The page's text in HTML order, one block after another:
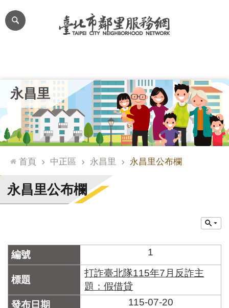
跳到主要內容區塊
網
站
台
通
臺
北
市
門
牌
合
索
永昌里
首頁 中正區 永昌里 永昌里公布欄
永昌里公布欄
1
打詐臺北隊115年7月反詐主
題：假借貸
115-07-20